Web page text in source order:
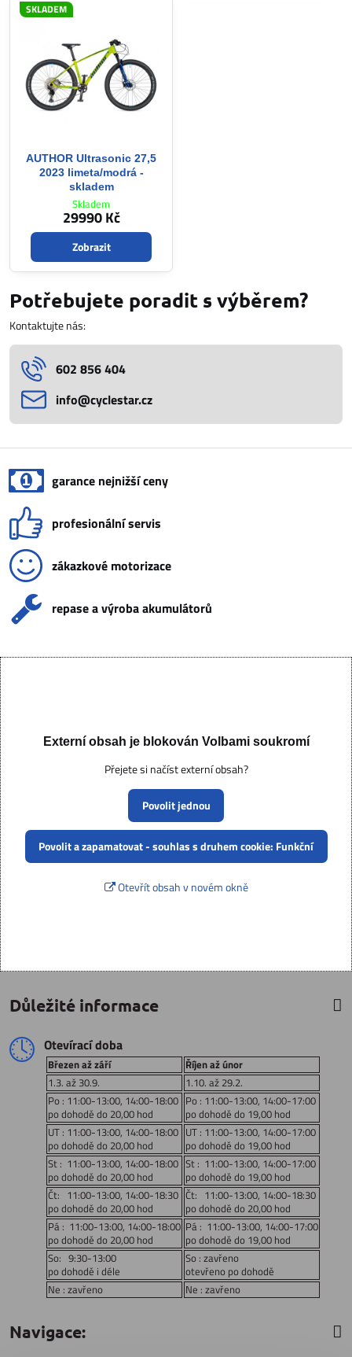
SKLADEM
AUTHOR Ultrasonic 27,5
2023 limeta/modrá -
skladem
Skladem
29990 Kč
Zobrazit
Potřebujete poradit s výběrem?
Kontaktujte nás:
602 856 404
info​@cyclestar​.cz
garance nejnižší ceny
profesionální servis
zákazkové motorizace
repase a výroba akumulátorů
Externí obsah je blokován Volbami soukromí
Přejete si načíst externí obsah?
Povolit jednou
Povolit a zapamatovat - souhlas s druhem cookie: Funkční
Otevřít obsah v novém okně
Důležité informace
Otevírací doba
Březen až září
Říjen až únor
1.3. až 30.9.
1.10. až 29.2.
Po : 11:00-13:00, 14:00-18:00
po dohodě do 20,00 hod
Po : 11:00-13:00, 14:00-17:00
po dohodě do 19,00 hod
UT : 11:00-13:00, 14:00-18:00
po dohodě do 20,00 hod
UT : 11:00-13:00, 14:00-17:00
po dohodě do 19,00 hod
St : 11:00-13:00, 14:00-18:00
po dohodě do 20,00 hod
St : 11:00-13:00, 14:00-17:00
po dohodě do 19,00 hod
Čt: 11:00-13:00, 14:00-18:30
po dohodě do 20,00 hod
Čt: 11:00-13:00, 14:00-18:30
po dohodě do 20,00 hod
Pá : 11:00-13:00, 14:00-18:00
po dohodě do 20,00 hod
Pá : 11:00-13:00, 14:00-17:00
po dohodě do 19,00 hod
So: 9:30-13:00
po dohodě i déle
So : zavřeno
otevřeno po dohodě
Ne : zavřeno
Ne : zavřeno
Navigace: